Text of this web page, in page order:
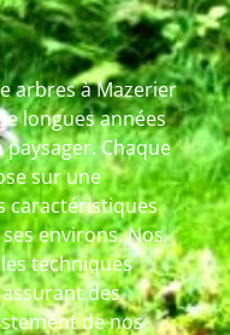
arbres à Mazerier
longues années
paysager. Chaque
sur une
caractéristiques
environs. Nos
techniques
des
de nos